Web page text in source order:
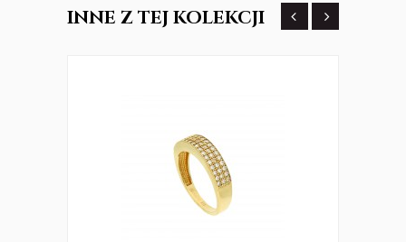
INNE Z TEJ KOLEKCJI